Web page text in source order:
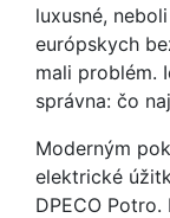
luxusné,
európskych
mali problém.
správna: čo
Moderným
elektrické
DPECO